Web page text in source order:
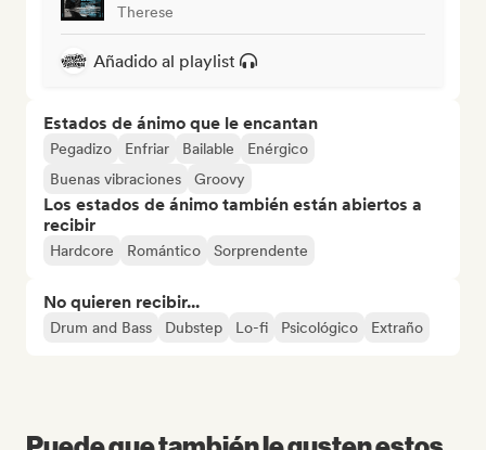
Therese
Añadido al playlist
Estados de ánimo que le encantan
Pegadizo Enfriar Bailable
Enérgico
Buenas vibraciones
Groovy
Los estados de ánimo también están abiertos a
recibir
Hardcore Romántico Sorprendente
No quieren recibir...
Drum and Bass Dubstep Lo-fi Psicológico Extraño